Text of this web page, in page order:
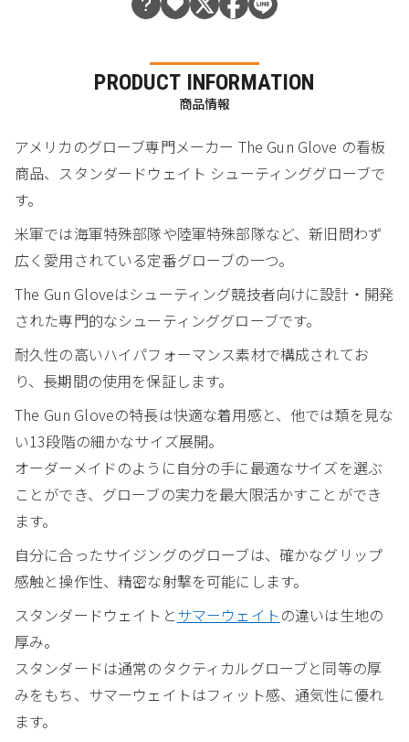
PRODUCT INFORMATION
商品情報
アメリカのグローブ専門メーカー The Gun Glove の看板
商品、スタンダードウェイト シューティンググローブで
す。
米軍では海軍特殊部隊や陸軍特殊部隊など、新旧問わず
広く愛用されている定番グローブの一つ。
The Gun Gloveはシューティング競技者向けに設計・開発
された専門的なシューティンググローブです。
耐久性の高いハイパフォーマンス素材で構成されてお
り、長期間の使用を保証します。
The Gun Gloveの特長は快適な着用感と、他では類を見な
い13段階の細かなサイズ展開。
オーダーメイドのように自分の手に最適なサイズを選ぶ
ことができ、グローブの実力を最大限活かすことができ
ます。
自分に合ったサイジングのグローブは、確かなグリップ
感触と操作性、精密な射撃を可能にします。
スタンダードウェイトとサマーウェイトの違いは生地の
厚み。
スタンダードは通常のタクティカルグローブと同等の厚
みをもち、サマーウェイトはフィット感、通気性に優れ
ます。